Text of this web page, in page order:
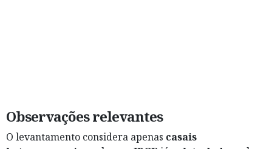
Observações relevantes
O levantamento considera apenas casais